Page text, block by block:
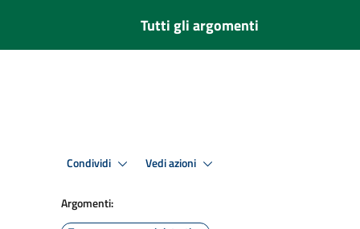
Tutti gli argomenti
Condividi Vedi azioni
Argomenti: